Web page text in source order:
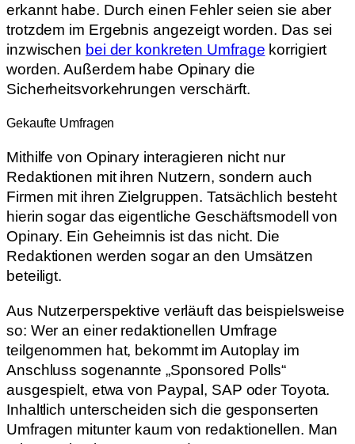
erkannt habe. Durch einen Fehler seien sie aber
trotzdem im Ergebnis angezeigt worden. Das sei
inzwischen bei der konkreten Umfrage korrigiert
worden. Außerdem habe Opinary die
Sicherheitsvorkehrungen verschärft.
Gekaufte Umfragen
Mithilfe von Opinary interagieren nicht nur
Redaktionen mit ihren Nutzern, sondern auch
Firmen mit ihren Zielgruppen. Tatsächlich besteht
hierin sogar das eigentliche Geschäftsmodell von
Opinary. Ein Geheimnis ist das nicht. Die
Redaktionen werden sogar an den Umsätzen
beteiligt.
Aus Nutzerperspektive verläuft das beispielsweise
so: Wer an einer redaktionellen Umfrage
teilgenommen hat, bekommt im Autoplay im
Anschluss sogenannte „Sponsored Polls“
ausgespielt, etwa von Paypal, SAP oder Toyota.
Inhaltlich unterscheiden sich die gesponserten
Umfragen mitunter kaum von redaktionellen. Man